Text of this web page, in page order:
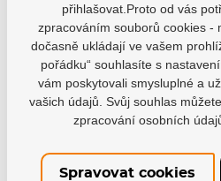
Varianta
Velikost S
Řada
přihlašovat.Proto od vás
zpracováním souborů cookies -
dočasně ukládají ve vašem
pořádku“ souhlasíte s
vám poskytovali smysluplné a
vašich údajů. Svůj souhlas
zpracování osobních
Spravovat cookies